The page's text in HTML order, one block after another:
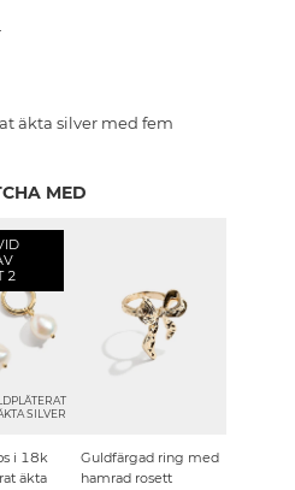
äkta silver med fem
MED
2
SILVER
i 18k
äkta
Guldfärgad ring med
hamrad rosett